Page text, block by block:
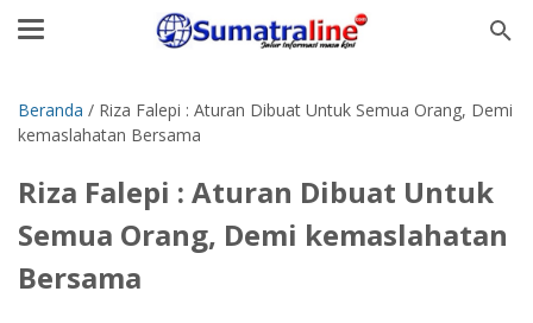
Beranda / Riza Falepi : Aturan Dibuat Untuk Semua Orang, Demi
kemaslahatan Bersama
Riza Falepi : Aturan Dibuat Untuk
Semua Orang, Demi kemaslahatan
Bersama